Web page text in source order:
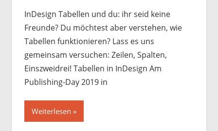
InDesign Tabellen und du: ihr seid keine
Freunde? Du möchtest aber verstehen, wie
Tabellen funktionieren? Lass es uns
gemeinsam versuchen: Zeilen, Spalten,
Einszweidrei! Tabellen in InDesign Am
Publishing-Day 2019 in
Weiterlesen